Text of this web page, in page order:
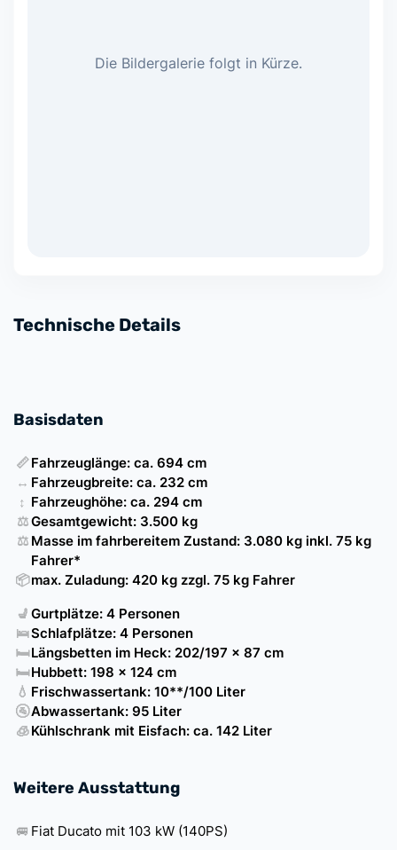
Die Bildergalerie folgt in Kürze.
Technische Details
Basisdaten
📏Fahrzeuglänge: ca. 694 cm
↔️ Fahrzeugbreite: ca. 232 cm
↕️ Fahrzeughöhe: ca. 294 cm
⚖️Gesamtgewicht: 3.500 kg
⚖️ Masse im fahrbereitem Zustand: 3.080 kg inkl. 75 kg
Fahrer*
📦max. Zuladung: 420 kg zzgl. 75 kg Fahrer
💺 Gurtplätze: 4 Personen
🛌Schlafplätze: 4 Personen
🛏️Längsbetten im Heck: 202/197 x 87 cm
🛏️Hubbett: 198 x 124 cm
💧 Frischwassertank: 10**/100 Liter
🚰Abwassertank: 95 Liter
🧊Kühlschrank mit Eisfach: ca. 142 Liter
Weitere Ausstattung
🚐 Fiat Ducato mit 103 kW (140PS)